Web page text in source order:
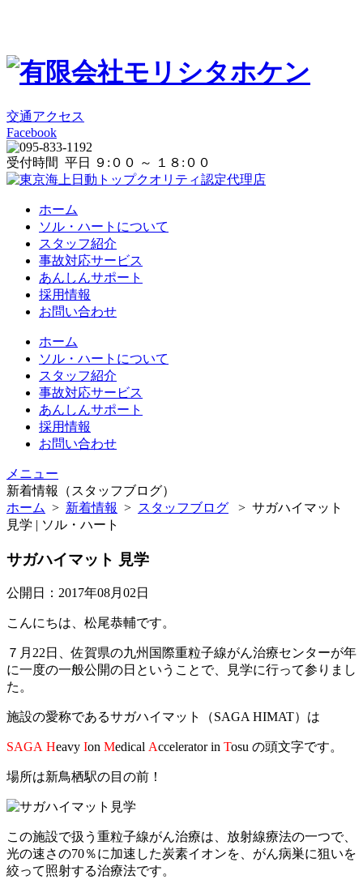
交通アクセス
Facebook
受付時間 平日 ９:００ ～ １８:００
ホーム
ソル・ハートについて
スタッフ紹介
事故対応サービス
あんしんサポート
採用情報
お問い合わせ
ホーム
ソル・ハートについて
スタッフ紹介
事故対応サービス
あんしんサポート
採用情報
お問い合わせ
メニュー
新着情報（スタッフブログ）
ホーム > 新着情報 > スタッフブログ > サガハイマット
見学 | ソル・ハート
サガハイマット 見学
公開日：2017年08月02日
こんにちは、松尾恭輔です。
７月22日、佐賀県の九州国際重粒子線がん治療センターが年
に一度の一般公開の日ということで、見学に行って参りまし
た。
施設の愛称であるサガハイマット（SAGA HIMAT）は
SAGA Heavy Ion Medical Accelerator in Tosu の頭文字です。
場所は新鳥栖駅の目の前！
この施設で扱う重粒子線がん治療は、放射線療法の一つで、
光の速さの70％に加速した炭素イオンを、がん病巣に狙いを
絞って照射する治療法です。